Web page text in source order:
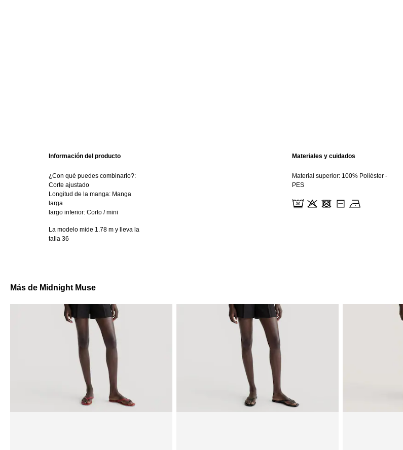
Información del producto
¿Con qué puedes combinarlo?:
Corte ajustado
Longitud de la manga: Manga
larga
largo inferior: Corto / mini
La modelo mide 1.78 m y lleva la
talla 36
Materiales y cuidados
Material superior: 100% Poliéster -
PES
Más de Midnight Muse